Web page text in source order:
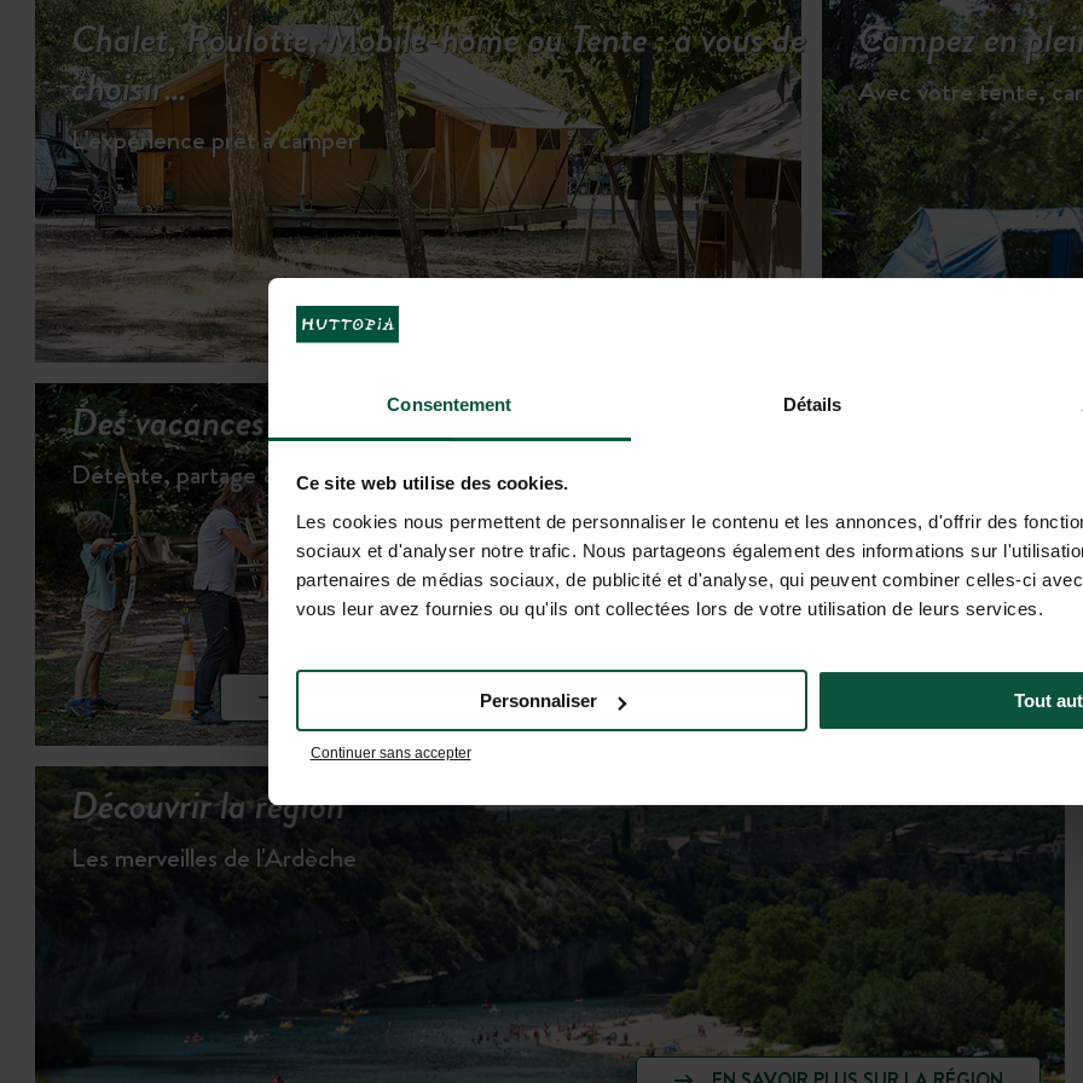
Consentement Détails
Ce site web utilise des cookies.
Les cookies nous permettent de personnaliser le contenu et les annonces, d'offrir des
sociaux et d'analyser notre trafic. Nous partageons également des informations sur
partenaires de médias sociaux, de publicité et d'analyse, qui peuvent combiner celles-ci
vous leur avez fournies ou qu'ils ont collectées lors de votre utilisation de leurs services.
Continuer sans accepter
Personnaliser Tout
Chalet, Roulotte, Mobile-home ou Tente : à vous de
choisir…
L'expérience prêt à camper
Campez en
Avec votre tente,
Des vacances bien remplies...
Détente, partage & jeux…
Tarifs & dispos
Découvrir la région
Les merveilles de l'Ardèche